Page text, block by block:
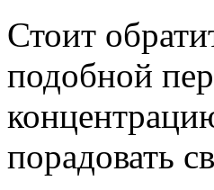
Стоит
подобной
порадовать